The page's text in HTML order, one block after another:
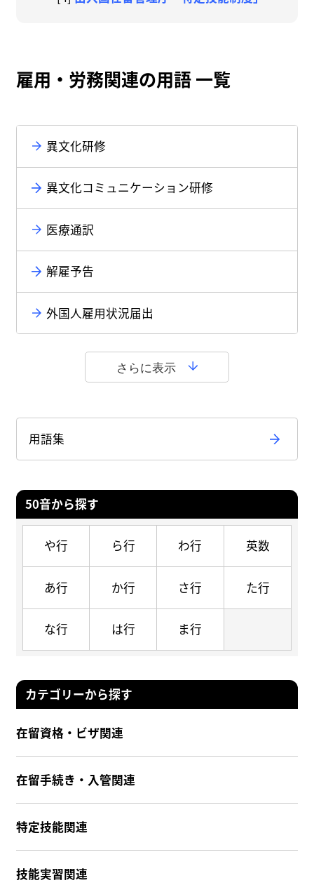
雇用・労務関連の用語 一覧
異文化研修
異文化コミュニケーション研修
医療通訳
解雇予告
外国人雇用状況届出
さらに表示
用語集
50音から探す
や行 ら行 わ行 英数
あ行 か行 さ行 た行
な行 は行 ま行
カテゴリーから探す
在留資格・ビザ関連
在留手続き・入管関連
特定技能関連
技能実習関連